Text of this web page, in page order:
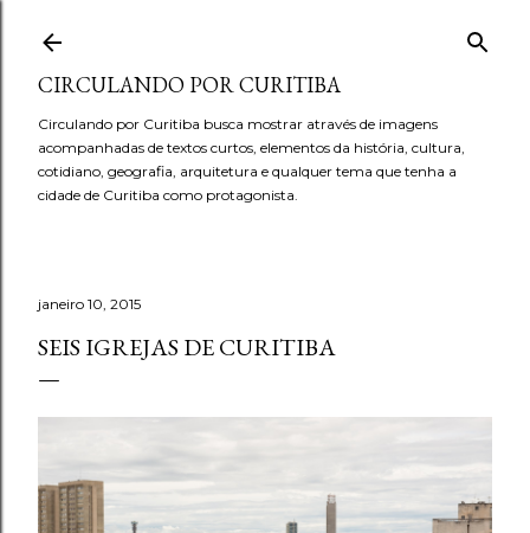
CIRCULANDO POR CURITIBA
Circulando por Curitiba busca mostrar através de imagens
acompanhadas de textos curtos, elementos da história, cultura,
cotidiano, geografia, arquitetura e qualquer tema que tenha a
cidade de Curitiba como protagonista.
janeiro 10, 2015
SEIS IGREJAS DE CURITIBA